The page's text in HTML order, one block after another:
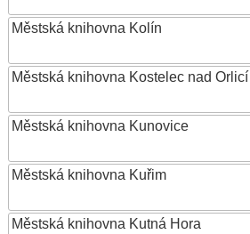
Městská knihovna Kolín
Městská knihovna Kostelec nad Orlicí
Městská knihovna Kunovice
Městská knihovna Kuřim
Městská knihovna Kutná Hora